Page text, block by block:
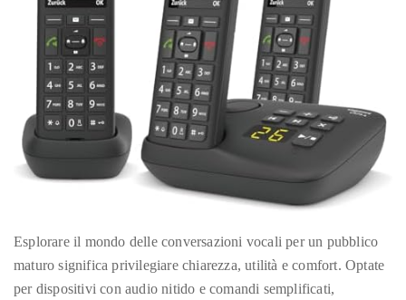
Duane
savored
world’s
hottest
hotspots
through
star
lenswhile
mixing
Esplorare il mondo delle conversazioni vocali per un pubblico
maturo significa privilegiare chiarezza, utilità e comfort. Optate
per dispositivi con audio nitido e comandi semplificati,